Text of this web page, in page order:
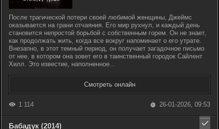
После трагической потери своей любимой женщины, Джеймс
оказывается на грани отчаяния. Его мир рухнул, и каждый день
становится непростой борьбой с собственным горем. Он не знает,
как продолжать жить, когда все вокруг напоминает о его утрате.
Внезапно, в этот темный период, он получает загадочное письмо
от нее, в котором она зовет его в таинственный городок Сайлент
Хилл. Это известие, наполненное...
Смотреть онлайн
1 114 26-01-2026, 09:53
Бабадук (2014)